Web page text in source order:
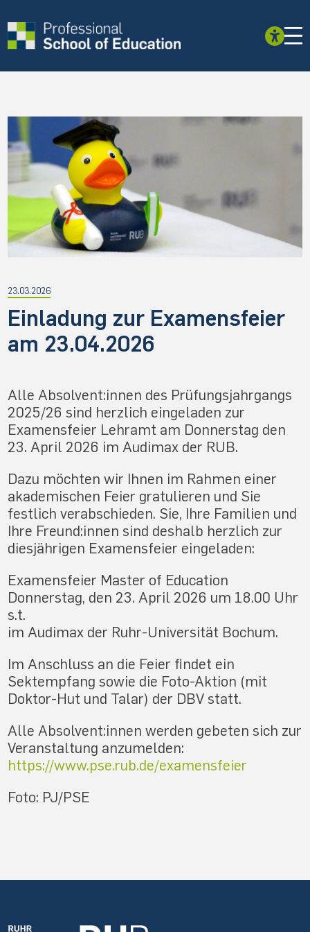
23.03.2026
Einladung zur Examensfeier
am 23.04.2026
Alle Absolvent:innen des Prüfungsjahrgangs
2025/26 sind herzlich eingeladen zur
Examensfeier Lehramt am Donnerstag den
23. April 2026 im Audimax der RUB.
Dazu möchten wir Ihnen im Rahmen einer
akademischen Feier gratulieren und Sie
festlich verabschieden. Sie, Ihre Familien und
Ihre Freund:innen sind deshalb herzlich zur
diesjährigen Examensfeier eingeladen:
Examensfeier Master of Education
Donnerstag, den 23. April 2026 um 18.00 Uhr
s.t.
im Audimax der Ruhr-Universität Bochum.
Im Anschluss an die Feier findet ein
Sektempfang sowie die Foto-Aktion (mit
Doktor-Hut und Talar) der DBV statt.
Alle Absolvent:innen werden gebeten sich zur
Veranstaltung anzumelden:
https://www.pse.rub.de/examensfeier
Foto: PJ/PSE